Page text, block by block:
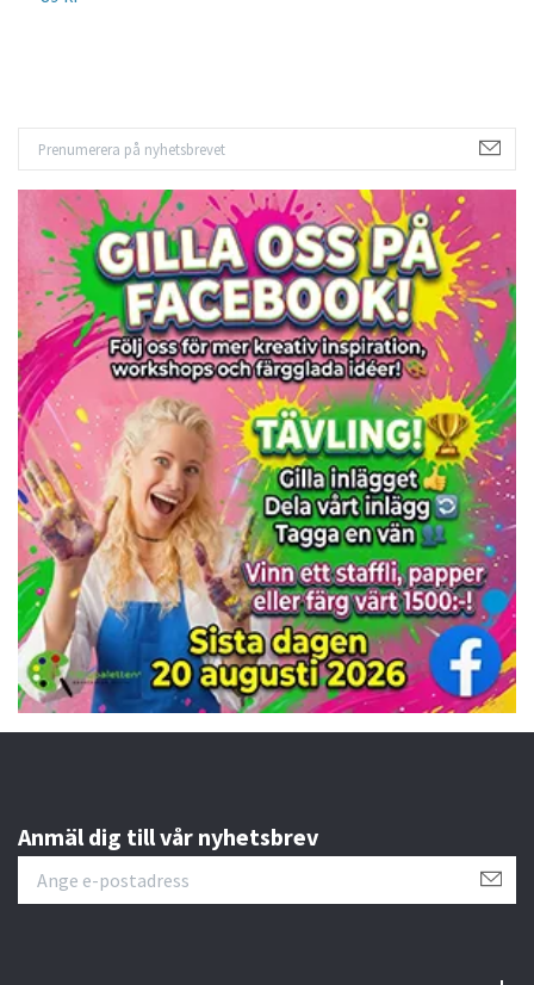
Anmäl dig till vår nyhetsbrev